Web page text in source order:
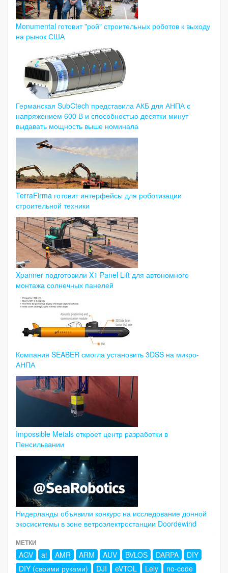
Monumental готовит "рой" строительных роботов к выходу
на рынок США
Германская SubCtech представила АКБ для АНПА с
напряжением 600 В и способностью десятки минут
выдавать мощность выше номинала
TerraFirma готовит интерфейсы для роботизации
строительной техники
Xpanner подготовили X1 Panel Lift для автономного
монтажа солнечных панелей
Компания SEABER смогла установить 3DSS на микро-
АНПА
Impossible Metals откроет центр разработки в
Пенсильвании
Нидерланды объявили конкурс на исследование донной
экосиситемы в зоне ветроэлектростанции Doordewind
МЕТКИ
AGV ai AMR ARM AUV BVLOS DARPA
DIY
DIY (своими руками)
DJI eVTOL Lely no-code